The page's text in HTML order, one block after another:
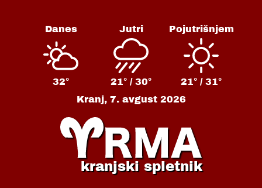
Danes
32°
Jutri
21° / 30°
Pojutrišnjem
21° / 31°
Kranj, 7. avgust 2026
kranjski spletnik